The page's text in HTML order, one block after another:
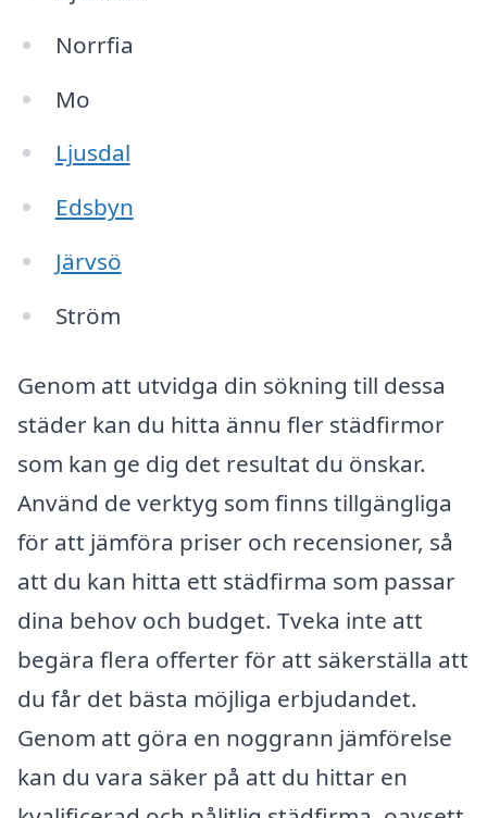
Norrfia
Mo
Ljusdal
Edsbyn
Järvsö
Ström
Genom att utvidga din sökning till dessa
städer kan du hitta ännu fler städfirmor
som kan ge dig det resultat du önskar.
Använd de verktyg som finns tillgängliga
för att jämföra priser och recensioner, så
att du kan hitta ett städfirma som passar
dina behov och budget. Tveka inte att
begära flera offerter för att säkerställa att
du får det bästa möjliga erbjudandet.
Genom att göra en noggrann jämförelse
kan du vara säker på att du hittar en